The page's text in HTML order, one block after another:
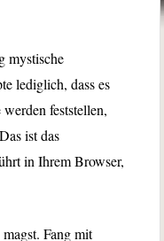
mystische
lediglich, dass es
feststellen,
ist das
in Ihrem Browser,
Fang mit